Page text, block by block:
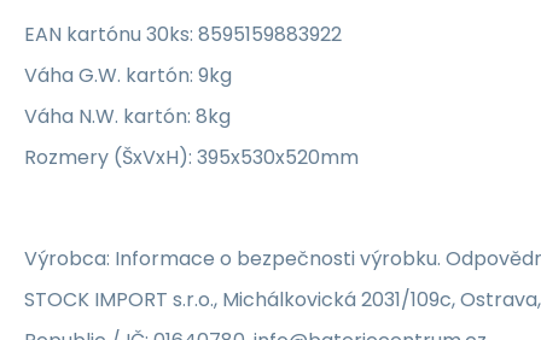
EAN kartónu 30ks: 8595159883922
Váha G.W. kartón: 9kg
Váha N.W. kartón: 8kg
Rozmery (ŠxVxH): 395x530x520mm
Výrobca: Informace o bezpečnosti výrobku.
STOCK IMPORT s.r.o., Michálkovická 2031/109c,